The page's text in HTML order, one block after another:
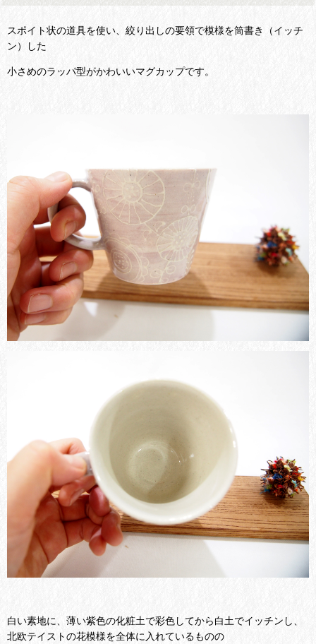
スポイト状の道具を使い、絞り出しの要領で模様を筒書き（イッチ
ン）した
小さめのラッパ型がかわいいマグカップです。
白い素地に、薄い紫色の化粧土で彩色してから白土でイッチンし、
北欧テイストの花模様を全体に入れているものの